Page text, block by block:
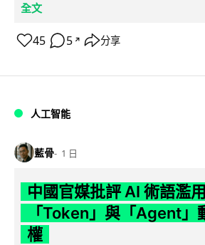
全文
45 5 ↗ 分享
人工智能
藍骨 1 日
中國官媒批評 AI 術語濫
「Token」與「Agent」
權